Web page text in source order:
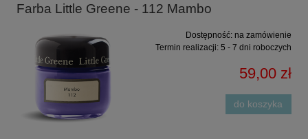
Farba Little Greene - 112 Mambo
Dostępność: na zamówienie
Termin realizacji: 5 - 7 dni roboczych
59,00 zł
do koszyka